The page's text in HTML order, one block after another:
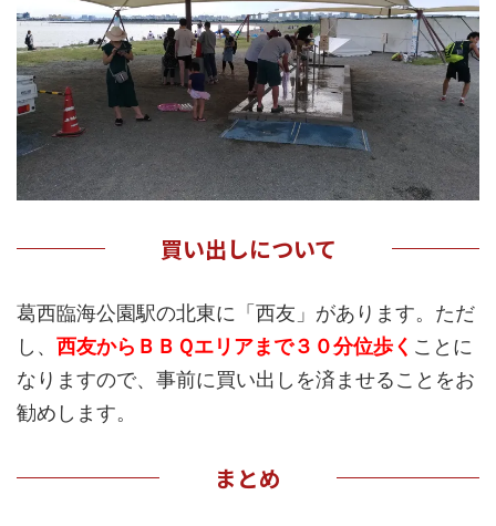
買い出しについて
葛西臨海公園駅の北東に「西友」があります。ただ
し、 西友からＢＢＱエリアまで３０分位歩く ことに
なりますので、事前に買い出しを済ませることをお
勧めします。
まとめ